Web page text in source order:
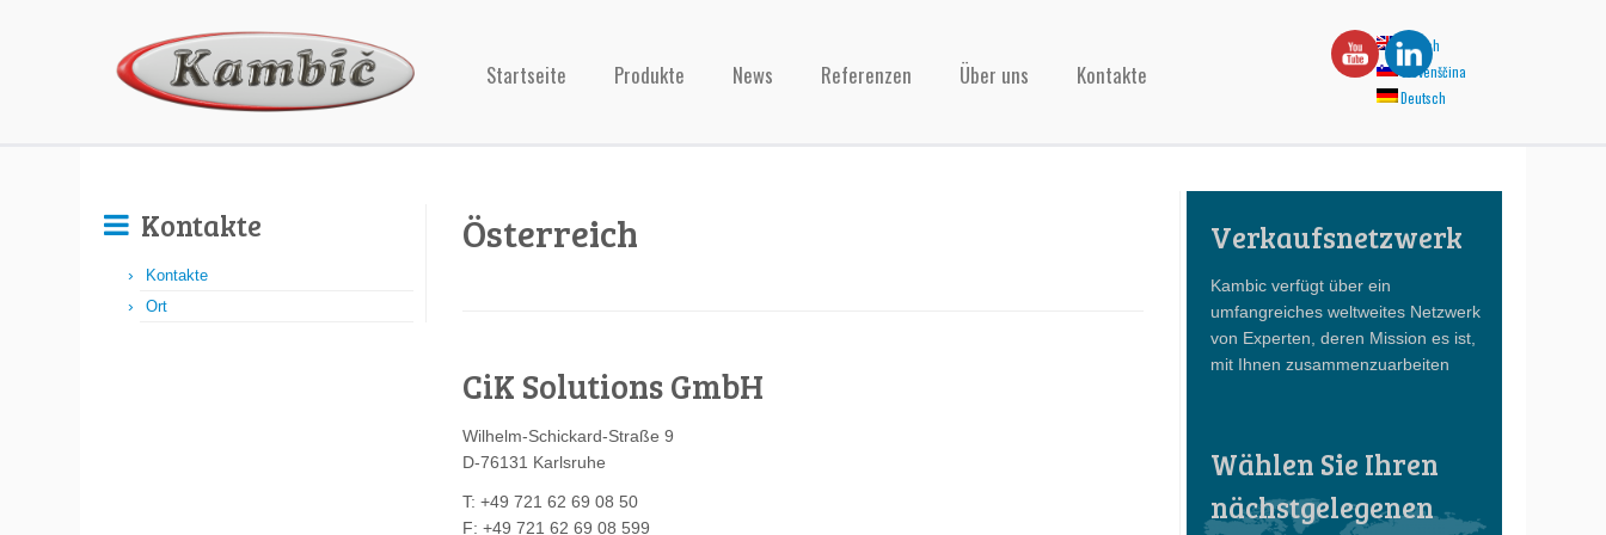
English
Slovenščina
Deutsch
Startseite Produkte News Referenzen Über uns Kontakte
Kontakte
Kontakte
Ort
Österreich
CiK Solutions GmbH
Wilhelm-Schickard-Straße 9
D-76131 Karlsruhe
T: +49 721 62 69 08 50
F: +49 721 62 69 08 599
Verkaufsnetzwerk
Kambic verfügt über ein
umfangreiches weltweites Netzwerk
von Experten, deren Mission es ist,
mit Ihnen zusammenzuarbeiten
Wählen Sie Ihren
nächstgelegenen